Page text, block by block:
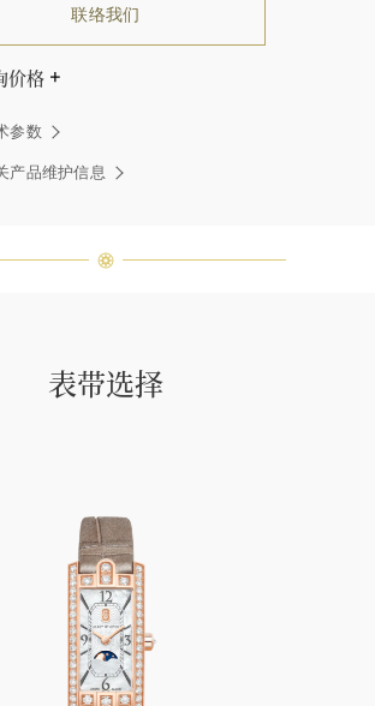
联络我们
价格
相同的钻石。” 海瑞温斯顿的
高级珠宝作品也是如此：每个
与众不同而采用独特镶嵌方
参数
产品维护信息
表带选择